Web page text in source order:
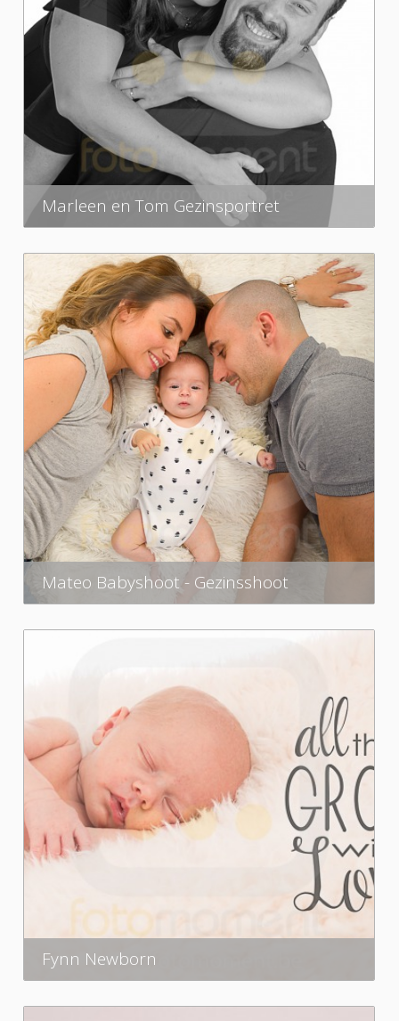
Marleen en Tom Gezinsportret
Mateo Babyshoot - Gezinsshoot
Fynn Newborn